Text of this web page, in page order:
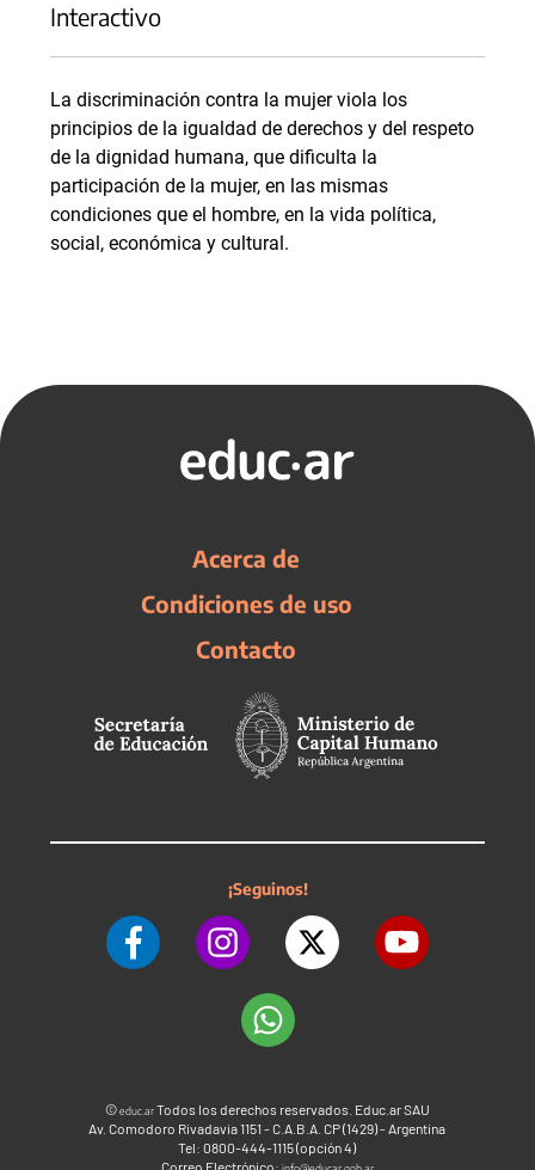
Interactivo
La discriminación contra la mujer viola los
principios de la igualdad de derechos y del respeto
de la dignidad humana, que dificulta la
participación de la mujer, en las mismas
condiciones que el hombre, en la vida política,
social, económica y cultural.
Acerca de
Condiciones de uso
Contacto
¡Seguinos!
©educ.arTodos los derechos reservados. Educ.ar SAU
Av. Comodoro Rivadavia 1151 - C.A.B.A. CP (1429) - Argentina
Tel: 0800-444-1115 (opción 4)
Correo Electrónico: